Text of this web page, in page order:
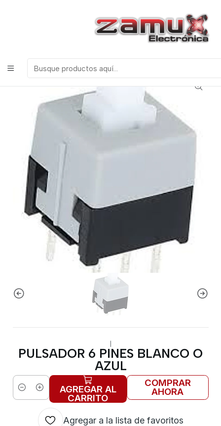
ELECTRONICOS, ROBOTICA & TECNOLOGIA
Discretos
Pulsadores e Interruptores
PULSADOR 6 PINES BLANCO O AZUL
|
PULSADOR 6 PINES BLANCO O
AZUL
Cantidad AGREGAR AL
CARRITO
COMPRAR
AHORA
Agregar a la lista de favoritos